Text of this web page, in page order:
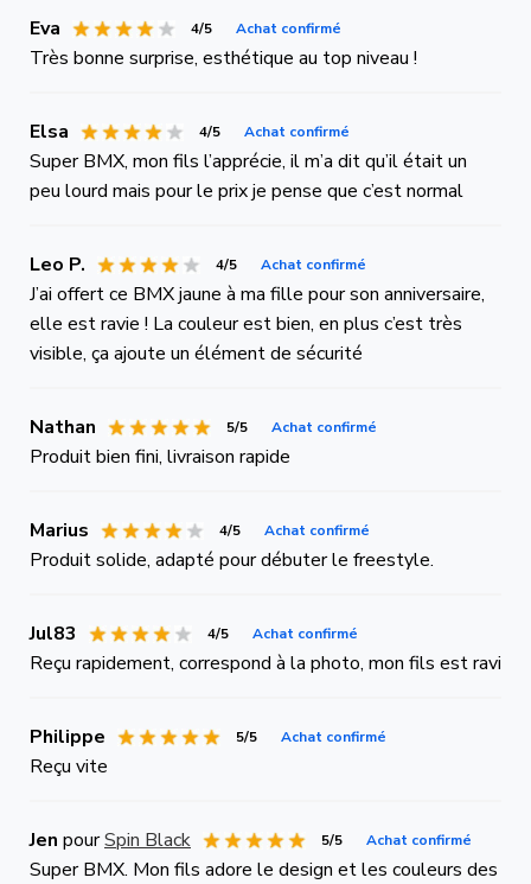
Eva 4/5 Achat confirmé
Très bonne surprise, esthétique au top niveau !
Elsa 4/5 Achat confirmé
Super BMX, mon fils l’apprécie, il m’a dit qu’il était un
peu lourd mais pour le prix je pense que c’est normal
Leo P. 4/5 Achat confirmé
J’ai offert ce BMX jaune à ma fille pour son anniversaire,
elle est ravie ! La couleur est bien, en plus c’est très
visible, ça ajoute un élément de sécurité
Nathan 5/5 Achat confirmé
Produit bien fini, livraison rapide
Marius 4/5 Achat confirmé
Produit solide, adapté pour débuter le freestyle.
Jul83 4/5 Achat confirmé
Reçu rapidement, correspond à la photo, mon fils est ravi
Philippe 5/5 Achat confirmé
Reçu vite
Jen pourSpin Black 5/5 Achat confirmé
Super BMX. Mon fils adore le design et les couleurs des